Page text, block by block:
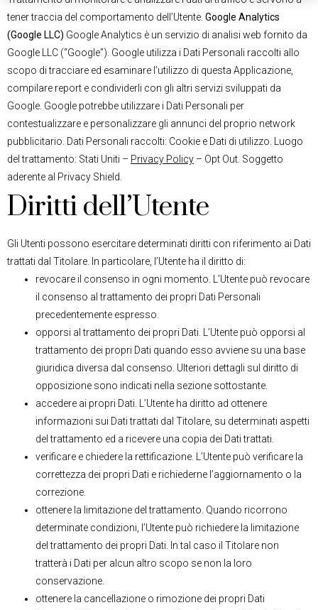
tener traccia del comportamento dell’Utente. Google Analytics
(Google LLC) Google Analytics è un servizio di analisi web fornito da
Google LLC (“Google”). Google utilizza i Dati Personali raccolti allo
scopo di tracciare ed esaminare l’utilizzo di questa Applicazione,
compilare report e condividerli con gli altri servizi sviluppati da
Google. Google potrebbe utilizzare i Dati Personali per
contestualizzare e personalizzare gli annunci del proprio network
pubblicitario. Dati Personali raccolti: Cookie e Dati di utilizzo. Luogo
del trattamento: Stati Uniti – Privacy Policy – Opt Out. Soggetto
aderente al Privacy Shield.
Diritti dell’Utente
Gli Utenti possono esercitare determinati diritti con riferimento ai Dati
trattati dal Titolare. In particolare, l’Utente ha il diritto di:
revocare il consenso in ogni momento. L’Utente può revocare
il consenso al trattamento dei propri Dati Personali
precedentemente espresso.
opporsi al trattamento dei propri Dati. L’Utente può opporsi al
trattamento dei propri Dati quando esso avviene su una base
giuridica diversa dal consenso. Ulteriori dettagli sul diritto di
opposizione sono indicati nella sezione sottostante.
accedere ai propri Dati. L’Utente ha diritto ad ottenere
informazioni sui Dati trattati dal Titolare, su determinati aspetti
del trattamento ed a ricevere una copia dei Dati trattati.
verificare e chiedere la rettificazione. L’Utente può verificare la
correttezza dei propri Dati e richiederne l’aggiornamento o la
correzione.
ottenere la limitazione del trattamento. Quando ricorrono
determinate condizioni, l’Utente può richiedere la limitazione
del trattamento dei propri Dati. In tal caso il Titolare non
tratterà i Dati per alcun altro scopo se non la loro
conservazione.
ottenere la cancellazione o rimozione dei propri Dati